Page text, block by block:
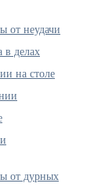
от неудачи
делах
на столе
от дурных